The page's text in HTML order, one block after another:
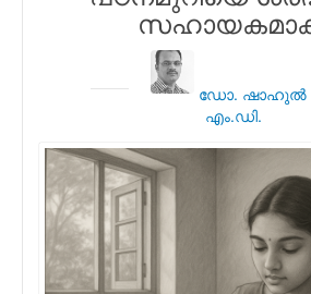
ഡോ. ഷാഹുല്‍
എം.ഡി.